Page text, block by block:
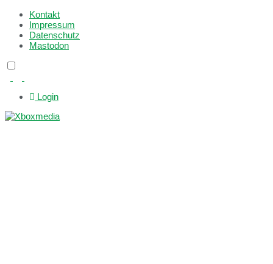
Kontakt
Impressum
Datenschutz
Mastodon
Login